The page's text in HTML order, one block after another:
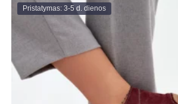
Pristatymas: 3-5 d. dienos